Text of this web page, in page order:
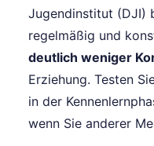
Jugendinstitut (DJI)
regelmäßig und
deutlich weniger
Erziehung. Testen
in der
wenn Sie anderer